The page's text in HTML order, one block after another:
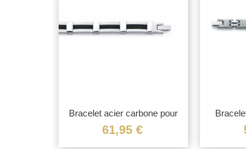
Bracelet acier carbone pour
homme
61,95 €